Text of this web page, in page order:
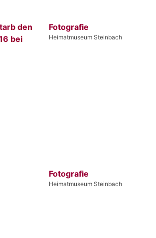
den
bei
Fotografie
Heimatmuseum Steinbach
Fotografie
Heimatmuseum Steinbach